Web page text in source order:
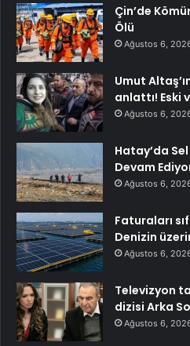
Çin’de
Ölü
Ağustos 6,
Umut
anlattı! Eski
Ağustos 6,
Hatay’da
Devam
Ağustos 6,
Faturaları
Denizin
Ağustos 6,
Televizyon
dizisi Arka
Ağustos 6,